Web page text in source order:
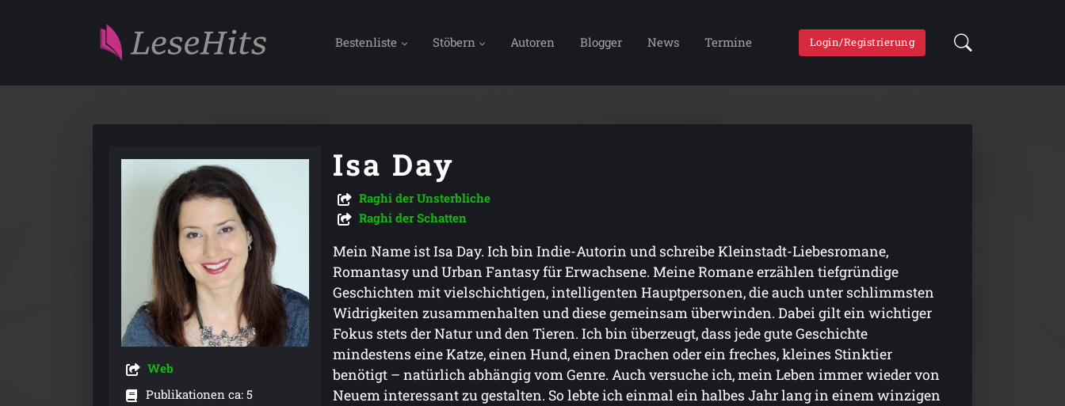
Bestenliste Stöbern Autoren Blogger News Termine Login/Registrierung
Web
Publikationen ca: 5
Isa Day
Raghi der Unsterbliche
Raghi der Schatten
Mein Name ist Isa Day. Ich bin Indie-Autorin und schreibe Kleinstadt-Liebesromane,
Romantasy und Urban Fantasy für Erwachsene. Meine Romane erzählen tiefgründige
Geschichten mit vielschichtigen, intelligenten Hauptpersonen, die auch unter schlimmsten
Widrigkeiten zusammenhalten und diese gemeinsam überwinden. Dabei gilt ein wichtiger
Fokus stets der Natur und den Tieren. Ich bin überzeugt, dass jede gute Geschichte
mindestens eine Katze, einen Hund, einen Drachen oder ein freches, kleines Stinktier
benötigt – natürlich abhängig vom Genre. Auch versuche ich, mein Leben immer wieder von
Neuem interessant zu gestalten. So lebte ich einmal ein halbes Jahr lang in einem winzigen